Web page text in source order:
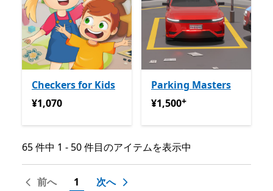
Checkers for Kids
¥1,070
¥1,070
Parking Masters
¥1,500アプリ内購入が提供
¥1,500+
65 件中 1 - 50 件目のアイテムを表示中
65 件中 1 - 50 件目のアイテムを表示中
前へ 1 次へ